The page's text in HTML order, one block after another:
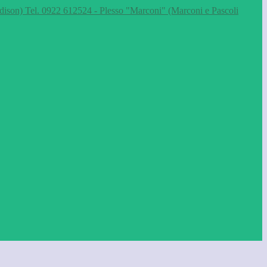
Tel. 0922 612524 - Plesso "Marconi" (Marconi e Pascoli